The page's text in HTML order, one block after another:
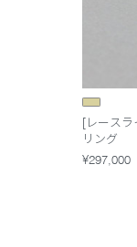
[レースラ
リング
¥297,000